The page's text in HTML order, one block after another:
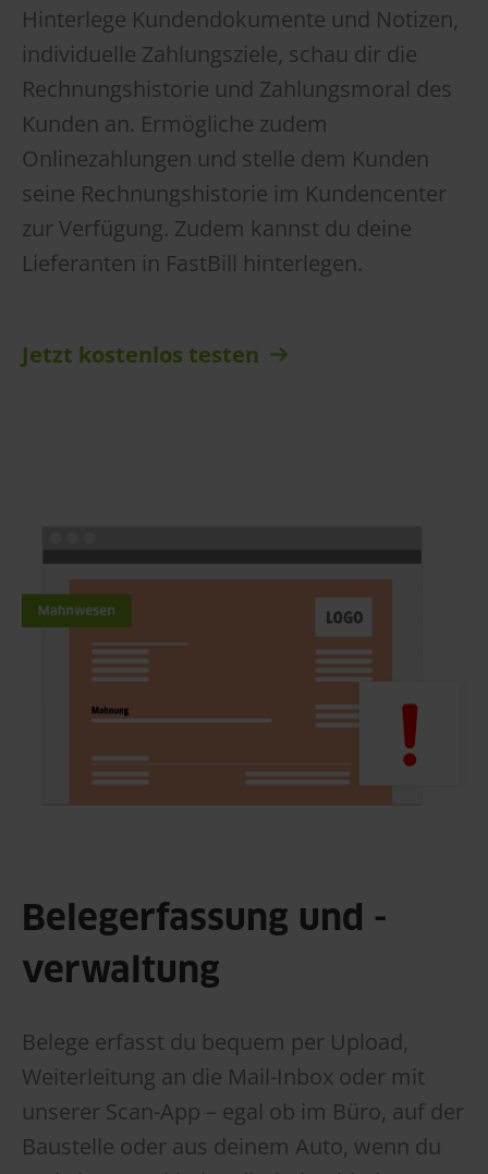
Hinterlege Kundendokumente und Notizen,
individuelle Zahlungsziele, schau dir die
Rechnungshistorie und Zahlungsmoral des
Kunden an. Ermögliche zudem
Onlinezahlungen und stelle dem Kunden
seine Rechnungshistorie im Kundencenter
zur Verfügung. Zudem kannst du deine
Lieferanten in FastBill hinterlegen.
Jetzt kostenlos testen
Belegerfassung und -
verwaltung
Belege erfasst du bequem per Upload,
Weiterleitung an die Mail-Inbox oder mit
unserer Scan-App – egal ob im Büro, auf der
Baustelle oder aus deinem Auto, wenn du